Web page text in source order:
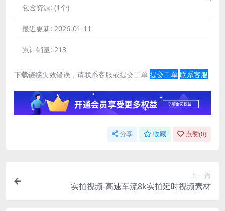
包含资源: (1个)
最近更新: 2026-01-11
累计销量: 213
下载链接失效错误，请联系客服或提交工单 提交工单 联系客服
分享 收藏 点赞(0)
上一篇
实拍视频-高速车流8k实拍延时视频素材